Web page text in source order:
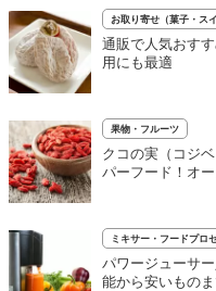
お取り寄せ（菓子・スイ
通販で人気おす
用にも最適
果物・フルーツ
クコの実（コジ
パーフード！オ
ミキサー・フードプロ
パワージューサ
能から安いもの